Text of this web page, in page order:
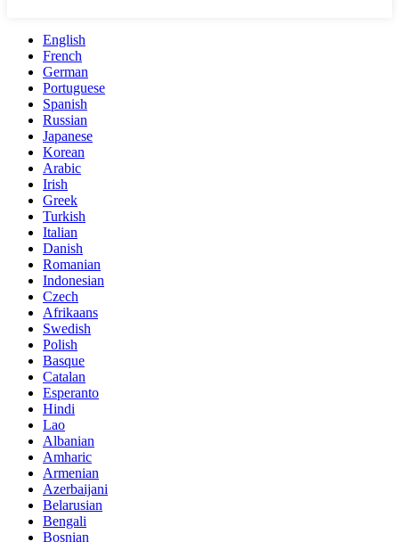
English
French
German
Portuguese
Spanish
Russian
Japanese
Korean
Arabic
Irish
Greek
Turkish
Italian
Danish
Romanian
Indonesian
Czech
Afrikaans
Swedish
Polish
Basque
Catalan
Esperanto
Hindi
Lao
Albanian
Amharic
Armenian
Azerbaijani
Belarusian
Bengali
Bosnian